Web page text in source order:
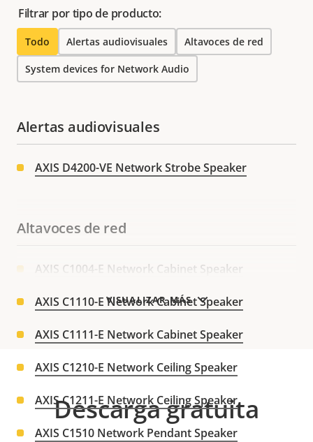
Filtrar por tipo de producto:
Todo Alertas audiovisuales Altavoces de red
System devices for Network Audio
VISUALIZAR MÁS
Alertas audiovisuales
AXIS D4200-VE Network Strobe Speaker
Altavoces de red
AXIS C1004-E Network Cabinet Speaker
AXIS C1110-E Network Cabinet Speaker
AXIS C1111-E Network Cabinet Speaker
AXIS C1210-E Network Ceiling Speaker
AXIS C1211-E Network Ceiling Speaker
AXIS C1510 Network Pendant Speaker
Descarga gratuita